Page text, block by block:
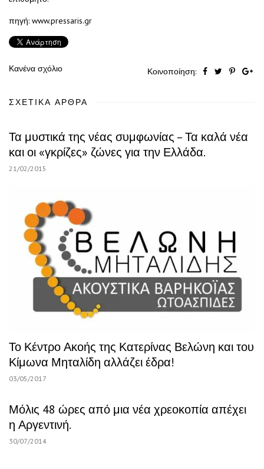
πηγή: www.pressaris.gr
Κανένα σχόλιο Κοινοποίηση:
ΣΧΕΤΙΚΆ ΆΡΘΡΑ
Τα μυστικά της νέας συμφωνίας – Τα καλά νέα
και οι «γκρίζες» ζώνες για την Ελλάδα.
21/02/2015
Το Κέντρο Ακοής της Κατερίνας Βελώνη και του
Κίμωνα Μηταλίδη αλλάζει έδρα!
03/05/2017
Μόλις 48 ώρες από μια νέα χρεοκοπία απέχει
η Αργεντινή.
30/07/2014